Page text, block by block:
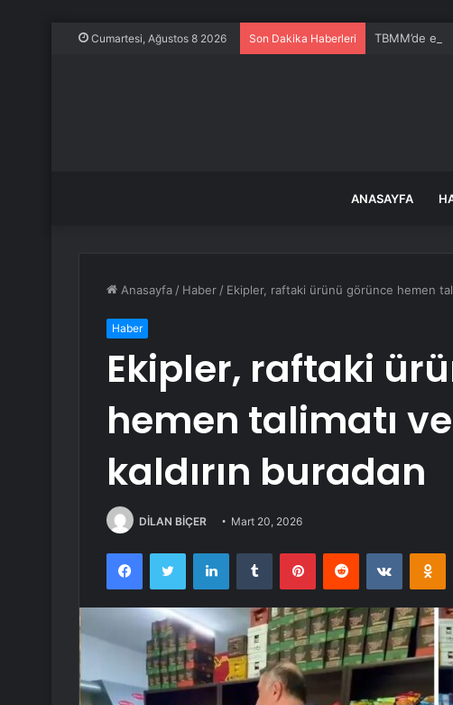
Cumartesi, Ağustos 8 2026 Son Dakika Haberleri TBMM’de
ANASAYFA
Anasayfa / Haber / Ekipler, raftaki ürünü görünce hemen
Haber
Ekipler, raftaki
hemen talimatı
kaldırın buradan
DİLAN BİÇER Mart 20, 2026
FacebookTwitter LinkedInTumblr PinterestReddit